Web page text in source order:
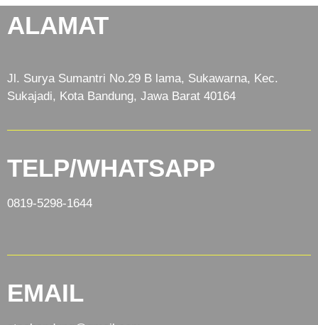
ALAMAT
Jl. Surya Sumantri No.29 B lama, Sukawarna, Kec.
Sukajadi, Kota Bandung, Jawa Barat 40164
TELP/WHATSAPP
0819-5298-1644
EMAIL